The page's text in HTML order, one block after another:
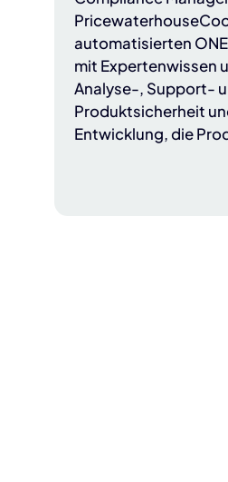
automatisierten
mit Expertenwissen
Analyse-, Support-
Produktsicherheit
Entwicklung, die